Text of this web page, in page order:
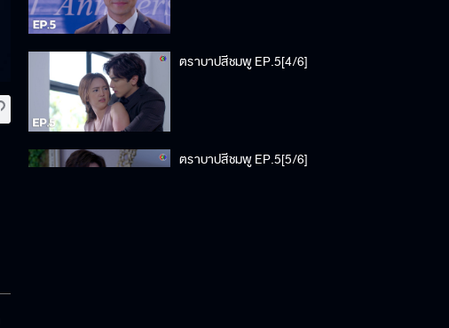
ตราบาปสีชมพู EP.5[4/6]
ตราบาปสีชมพู EP.5[5/6]